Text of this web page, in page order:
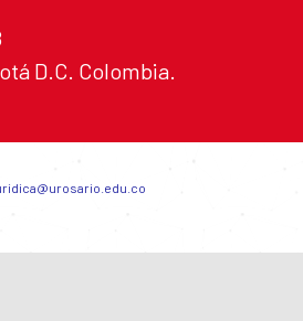
D.C. Colombia.